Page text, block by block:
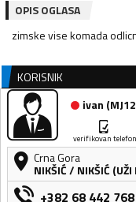
OPIS OGLASA
zimske vise komada
KORISNIK
ivan (
verifikovan telefon
Crna Gora
NIKŠIĆ/ NIKŠIĆ (UŽI
+382 68 442 768